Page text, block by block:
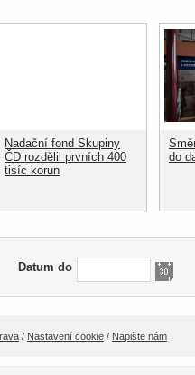
Nadační fond Skupiny
ČD rozdělil prvních 400
tisíc korun
do
Datum do
/ Nastavení cookie / Napište nám